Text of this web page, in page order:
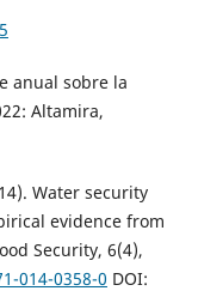
anual sobre la
Altamira,
Water security
evidence from
Security, 6(4),
014-0358-0 DOI: